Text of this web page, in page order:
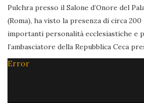
Pulchra presso il Salone d’Onore del
(Roma), ha visto la presenza di circa
importanti personalità ecclesiastiche e
l’ambasciatore della Repubblica Ceca
Error